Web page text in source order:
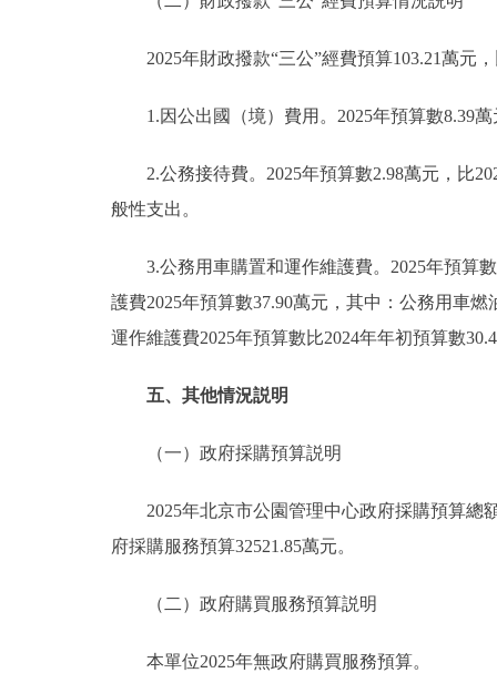
2025年財政撥款“三公”經費預算103.21萬元，
1.因公出國（境）費用。2025年預算數8.39萬
2.公務接待費。2025年預算數2.98萬元，比
般性支出。
3.公務用車購置和運作維護費。2025年預算數
護費2025年預算數37.90萬元，其中：公務用車
運作維護費2025年預算數比2024年年初預算數
五、其他情況説明
（一）政府採購預算説明
2025年北京市公園管理中心政府採購預算總額
府採購服務預算32521.85萬元。
（二）政府購買服務預算説明
本單位2025年無政府購買服務預算。